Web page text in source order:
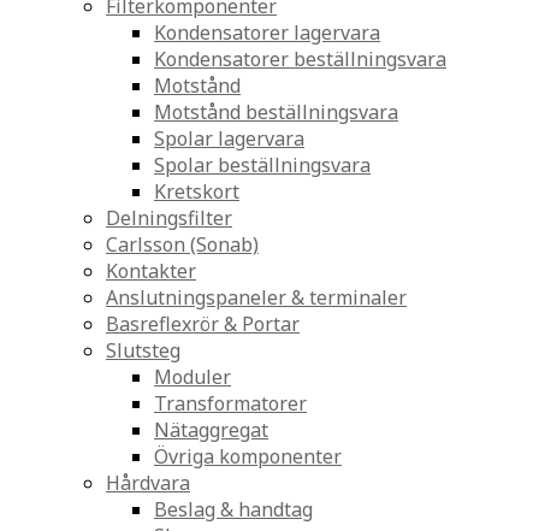
Filterkomponenter
Kondensatorer lagervara
Kondensatorer beställningsvara
Motstånd
Motstånd beställningsvara
Spolar lagervara
Spolar beställningsvara
Kretskort
Delningsfilter
Carlsson (Sonab)
Kontakter
Anslutningspaneler & terminaler
Basreflexrör & Portar
Slutsteg
Moduler
Transformatorer
Nätaggregat
Övriga komponenter
Hårdvara
Beslag & handtag